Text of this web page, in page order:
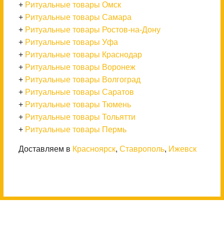
+ Ритуальные товары Омск
+ Ритуальные товары Самара
+ Ритуальные товары Ростов-на-Дону
+ Ритуальные товары Уфа
+ Ритуальные товары Краснодар
+ Ритуальные товары Воронеж
+ Ритуальные товары Волгоград
+ Ритуальные товары Саратов
+ Ритуальные товары Тюмень
+ Ритуальные товары Тольятти
+ Ритуальные товары Пермь
Доставляем в Красноярск, Ставрополь, Ижевск